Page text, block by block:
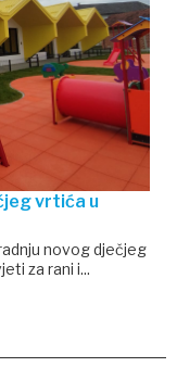
vrtića u
novog dječjeg
za rani i...